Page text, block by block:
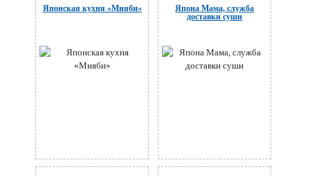
Японская кухня «Мияби»
Япона Мама, служба
доставки суши